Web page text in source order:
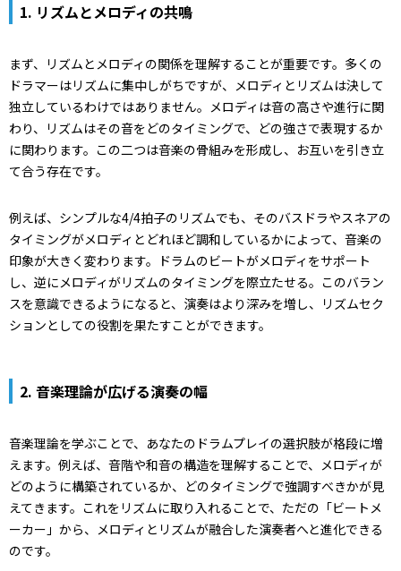
1. リズムとメロディの共鳴
まず、リズムとメロディの関係を理解することが重要です。多くの
ドラマーはリズムに集中しがちですが、メロディとリズムは決して
独立しているわけではありません。メロディは音の高さや進行に関
わり、リズムはその音をどのタイミングで、どの強さで表現するか
に関わります。この二つは音楽の骨組みを形成し、お互いを引き立
て合う存在です。
例えば、シンプルな4/4拍子のリズムでも、そのバスドラやスネアの
タイミングがメロディとどれほど調和しているかによって、音楽の
印象が大きく変わります。ドラムのビートがメロディをサポート
し、逆にメロディがリズムのタイミングを際立たせる。このバラン
スを意識できるようになると、演奏はより深みを増し、リズムセク
ションとしての役割を果たすことができます。
2. 音楽理論が広げる演奏の幅
音楽理論を学ぶことで、あなたのドラムプレイの選択肢が格段に増
えます。例えば、音階や和音の構造を理解することで、メロディが
どのように構築されているか、どのタイミングで強調すべきかが見
えてきます。これをリズムに取り入れることで、ただの「ビートメ
ーカー」から、メロディとリズムが融合した演奏者へと進化できる
のです。